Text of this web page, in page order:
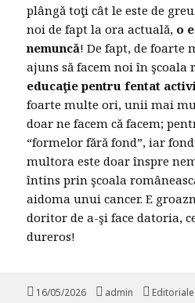
plângă toţi cât le este de
noi de fapt la ora actuală, o
nemuncă! De fapt, de foarte
ajuns să facem noi în şcoala
educaţie pentru fentat
foarte multe ori, unii mai
doar ne facem că facem;
“formelor fără fond”, iar
multora este doar înspre
întins prin şcoala
aidoma unui cancer. E
doritor de a-şi face datoria,
dureros!
Posted
16/05/2026 Author
admin Categories
Editoriale